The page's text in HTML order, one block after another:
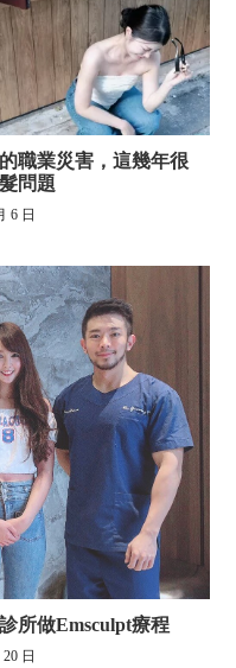
職業災害，這幾年很
問題
6 日
所做Emsculpt療程
日